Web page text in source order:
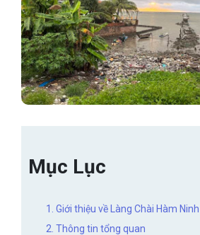
Mục Lục
1. Giới thiệu về Làng Chài Hàm Ninh
2. Thông tin tổng quan